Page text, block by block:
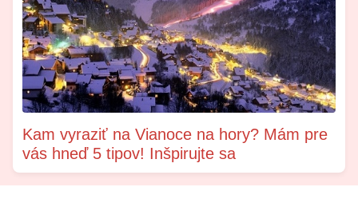
Kam vyraziť na Vianoce na hory? Mám pre
vás hneď 5 tipov! Inšpirujte sa